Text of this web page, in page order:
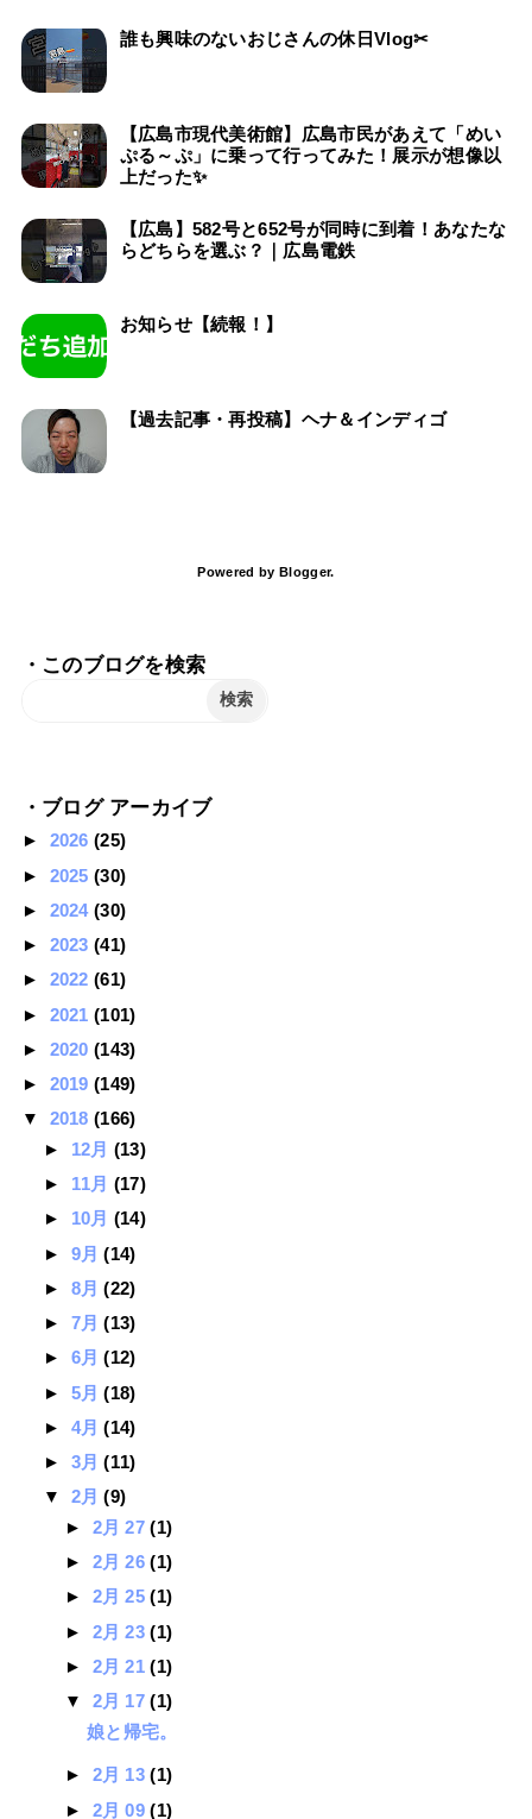
誰も興味のないおじさんの休日Vlog✂
【広島市現代美術館】広島市民があえて「めい
ぷる～ぷ」に乗って行ってみた！展示が想像以
上だった✨
【広島】582号と652号が同時に到着！あなたな
らどちらを選ぶ？｜広島電鉄
お知らせ【続報！】
【過去記事・再投稿】ヘナ＆インディゴ
Powered by Blogger.
・このブログを検索
・ブログ アーカイブ
► 2026(25)
► 2025(30)
► 2024(30)
► 2023(41)
► 2022(61)
► 2021(101)
► 2020(143)
► 2019(149)
▼ 2018(166)
► 12月 (13)
► 11月 (17)
► 10月 (14)
► 9月(14)
► 8月(22)
► 7月(13)
► 6月(12)
► 5月(18)
► 4月(14)
► 3月(11)
▼ 2月(9)
► 2月 27(1)
► 2月 26(1)
► 2月 25(1)
► 2月 23(1)
► 2月 21(1)
▼ 2月 17(1)
娘と帰宅。
► 2月 13(1)
► 2月 09(1)